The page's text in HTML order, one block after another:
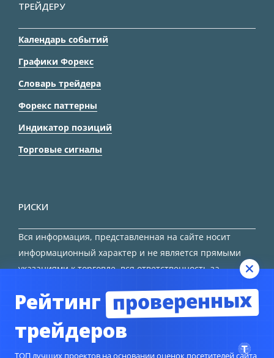
ТРЕЙДЕРУ
Календарь событий
Графики Форекс
Словарь трейдера
Форекс паттерны
Индикатор позиций
Торговые сигналы
РИСКИ
Вся информация, представленная на сайте носит
информационный характер и не является прямыми
указаниями к торговле, вся ответственность за
Рейтинг проверенных
трейдеров
ТОП лучших проектов на основании оценок посетителей сайта